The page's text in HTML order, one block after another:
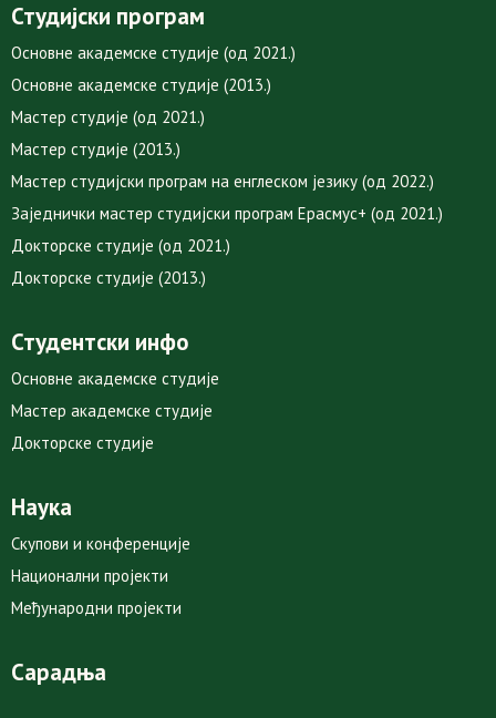
Студијски програм
Основне академске студије (од 2021.)
Основне академске студије (2013.)
Мастер студије (од 2021.)
Мастер студије (2013.)
Мастер студијски програм на енглеском језику (од 2022.)
Заједнички мастер студијски програм Ерасмус+ (од 2021.)
Докторске студије (од 2021.)
Докторске студије (2013.)
Студентски инфо
Основне академске студије
Мастер академске студије
Докторске студије
Наука
Скупови и конференције
Национални пројекти
Међународни пројекти
Сарадња